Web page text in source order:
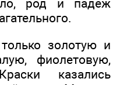
род и падеж
золотую и
фиолетовую,
казались